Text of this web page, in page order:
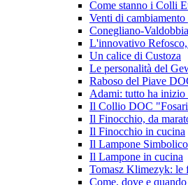
Come stanno i Colli
Venti di
Conegliano-
L'innovativo
Un calice di Custoza
Le personalità del
Raboso del Piave
Adami: tutto ha
Il Collio DOC
Il Finocchio, da
Il Finocchio in cucina
Il Lampone Simbolico
Il Lampone in cucina
Tomasz Klimezyk: le
Come, dove e quando